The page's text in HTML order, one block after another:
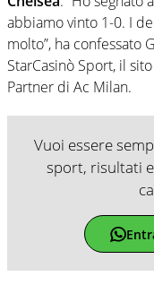
abbiamo vinto 1-0. I
molto”, ha confessato
StarCasinò Sport, il
Partner di Ac Milan.
Vuoi essere
sport, risultati